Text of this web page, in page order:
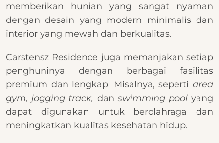
memberikan hunian yang sangat nyaman
dengan desain yang modern minimalis dan
interior yang mewah dan berkualitas.
Carstensz Residence juga memanjakan setiap
penghuninya dengan berbagai fasilitas
premium dan lengkap. Misalnya, seperti area
gym, jogging track, dan swimming poolyang
dapat digunakan untuk berolahraga dan
meningkatkan kualitas kesehatan hidup.